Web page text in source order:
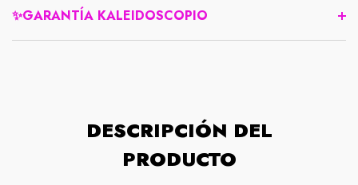
✨GARANTÍA KALEIDOSCOPIO
DESCRIPCIÓN DEL
PRODUCTO